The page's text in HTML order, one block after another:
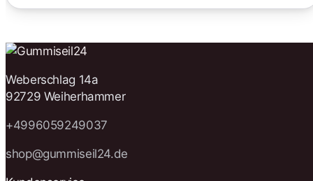
Weberschlag 14a
92729 Weiherhammer
+4996059249037
shop@gummiseil24.de